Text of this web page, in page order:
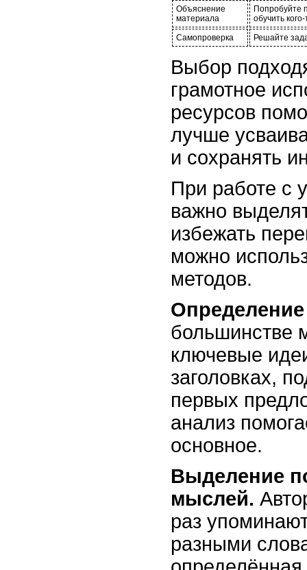
Объяснение
материала
Попробуйте
обучить
Самопроверка
Решайте
Выбор
грамотное
ресурсов
лучше
и сохранять
При работе с
важно
избежать
можно
методов.
большинстве
ключевые
заголовках,
первых
анализ
основное.
Выделение
мыслей.
раз
разными